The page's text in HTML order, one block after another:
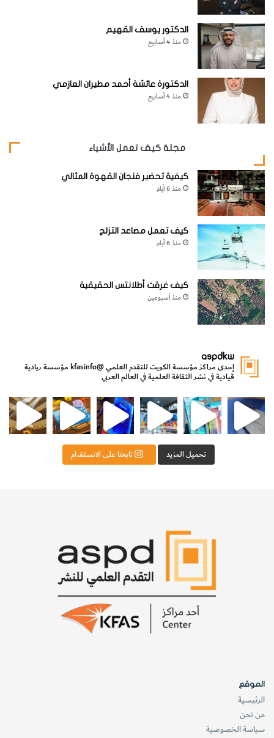
الدكتور يوسف القهيم
منذ 4 أسابيع
الدكتورة عائشة أحمد مطيران العازمي
منذ 4 أسابيع
مجلة كيف تعمل الأشياء
كيفية تحضير فنجان القهوة المثالي
منذ 6 أيام
كيف تعمل مصاعد التزلج
منذ 6 أيام
كيف غرقت أطلانتس الحقيقية
منذ أسبوعين
aspdkw
إحدى مراكز مؤسسة الكويت للتقدم العلمي@kfasinfo مؤسسة ريادية
قيادية في نشر الثقافة العلمية في العالم العربي
لشؤون الش
من الأعماق نكتشف ومن الكتب نتعلّم
⁨ ⁨ نتشرف بدعوتكم لزيارة جناح التقدم العلمي للنشر ⁨ رجعنا! ما كنّا بعيد! مجهزين لكم كل جديد!⁩
تحميل المزيد تابعنا على الانستقرام
الموقع
الرئيسية
من نحن
سياسة الخصوصية